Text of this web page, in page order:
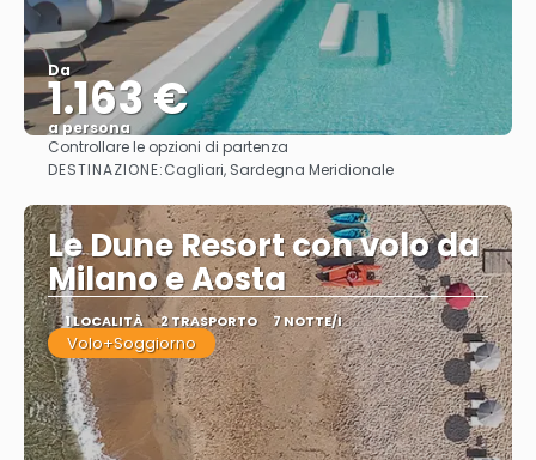
Da
1.163 €
a persona
Vedere
Controllare le opzioni di partenza
DESTINAZIONE:Cagliari, Sardegna Meridionale
Le Dune Resort con volo da
Milano e Aosta
1 LOCALITÀ 2 TRASPORTO 7 NOTTE/I
Volo+Soggiorno